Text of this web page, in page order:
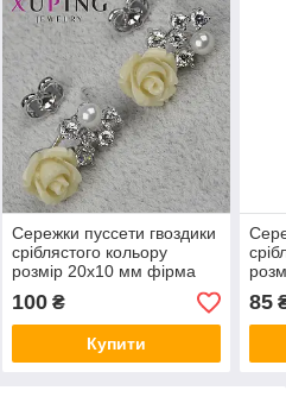
Сережки пуссети гвоздики
сріблястого кольору
розмір 20х10 мм фірма
Xuping Jewelry жовті
трояндочки зі стразами
100₴
Купити
зі
85